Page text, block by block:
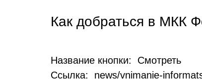
Как добраться в МКК
Название кнопки: Смотреть
Ссылка: news/vnimanie-